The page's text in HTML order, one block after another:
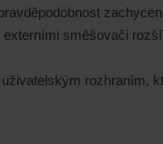
směšovači